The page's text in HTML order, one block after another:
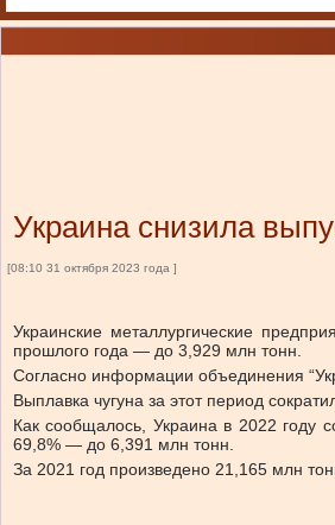
Украина снизила
[08:10 31 октября 2023 года ]
Украинские металлургические
прошлого года — до 3,929 млн тонн.
Согласно информации объединения
Выплавка чугуна за этот период
Как сообщалось, Украина в 2022 году
69,8% — до 6,391 млн тонн.
За 2021 год произведено 21,165 млн